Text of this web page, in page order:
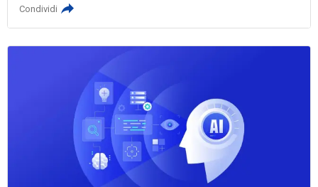
Condividi